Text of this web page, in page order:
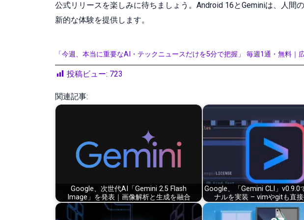
公式リリースを楽しみに待ちましょう。Android 16とGeminiは、人間
新的な体験を提供します。
「今週、本当に重要なAI・テックニュースだけを5分で把握」 毎週1通・無料｜
投稿ビュー: 723
関連記事:
Google、次世代AI「Gemini 2.5 Flash
Image」を発表｜画像解析と生成を融合
Google、「Gemini CLI」v0.9.0
ナルを実装 – vimやgitも直